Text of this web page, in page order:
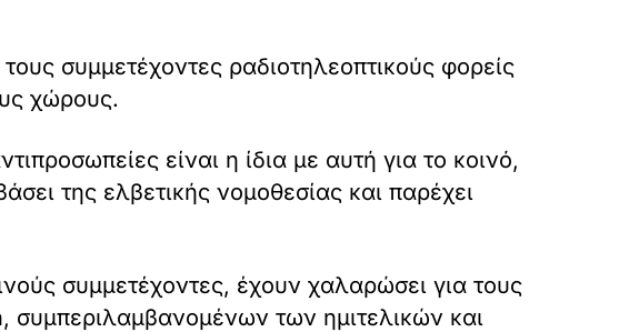
συμμετέχοντες ραδιοτηλεοπτικούς φορείς
χώρους.
είναι η ίδια με αυτή για το κοινό,
της ελβετικής νομοθεσίας και παρέχει
συμμετέχοντες, έχουν χαλαρώσει για τους
των ημιτελικών και